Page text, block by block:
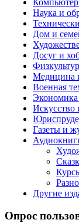
Наука и
Дом и
Досуг и
Медицина
Военная
Искусство
Газеты и
Другие
Опрос